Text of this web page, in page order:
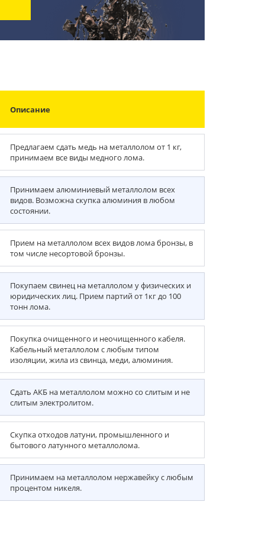
Описание
Предлагаем сдать медь на металлолом от 1 кг,
принимаем все виды медного лома.
Принимаем алюминиевый металлолом всех
видов. Возможна скупка алюминия в любом
состоянии.
Прием на металлолом всех видов лома бронзы, в
том числе несортовой бронзы.
Покупаем свинец на металлолом у физических и
юридических лиц. Прием партий от 1кг до 100
тонн лома.
Покупка очищенного и неочищенного кабеля.
Кабельный металлолом с любым типом
изоляции, жила из свинца, меди, алюминия.
Сдать АКБ на металлолом можно со слитым и не
слитым электролитом.
Скупка отходов латуни, промышленного и
бытового латунного металлолома.
Принимаем на металлолом нержавейку с любым
процентом никеля.